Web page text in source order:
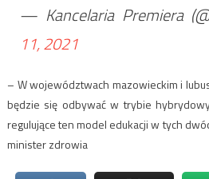
— Kancelaria Premiera
11, 2021
– W województwach mazowieckim i
będzie się odbywać w trybie
regulujące ten model edukacji w tych
minister zdrowia